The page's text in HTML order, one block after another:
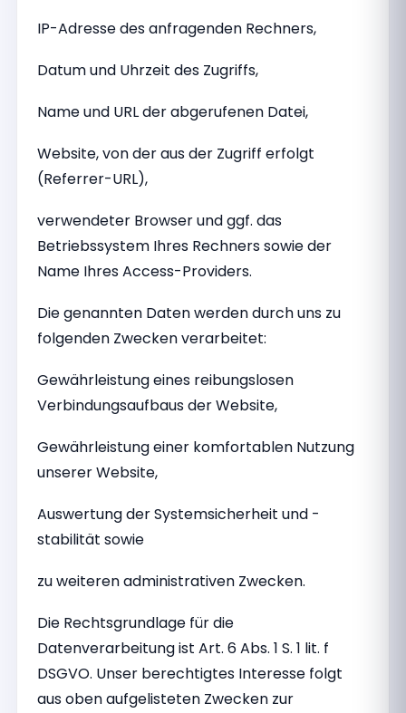
IP-Adresse des anfragenden Rechners,
Datum und Uhrzeit des Zugriffs,
Name und URL der abgerufenen Datei,
Website, von der aus der Zugriff erfolgt
(Referrer-URL),
verwendeter Browser und ggf. das
Betriebssystem Ihres Rechners sowie der
Name Ihres Access-Providers.
Die genannten Daten werden durch uns zu
folgenden Zwecken verarbeitet:
Gewährleistung eines reibungslosen
Verbindungsaufbaus der Website,
Gewährleistung einer komfortablen Nutzung
unserer Website,
Auswertung der Systemsicherheit und -
stabilität sowie
zu weiteren administrativen Zwecken.
Die Rechtsgrundlage für die
Datenverarbeitung ist Art. 6 Abs. 1 S. 1 lit. f
DSGVO. Unser berechtigtes Interesse folgt
aus oben aufgelisteten Zwecken zur